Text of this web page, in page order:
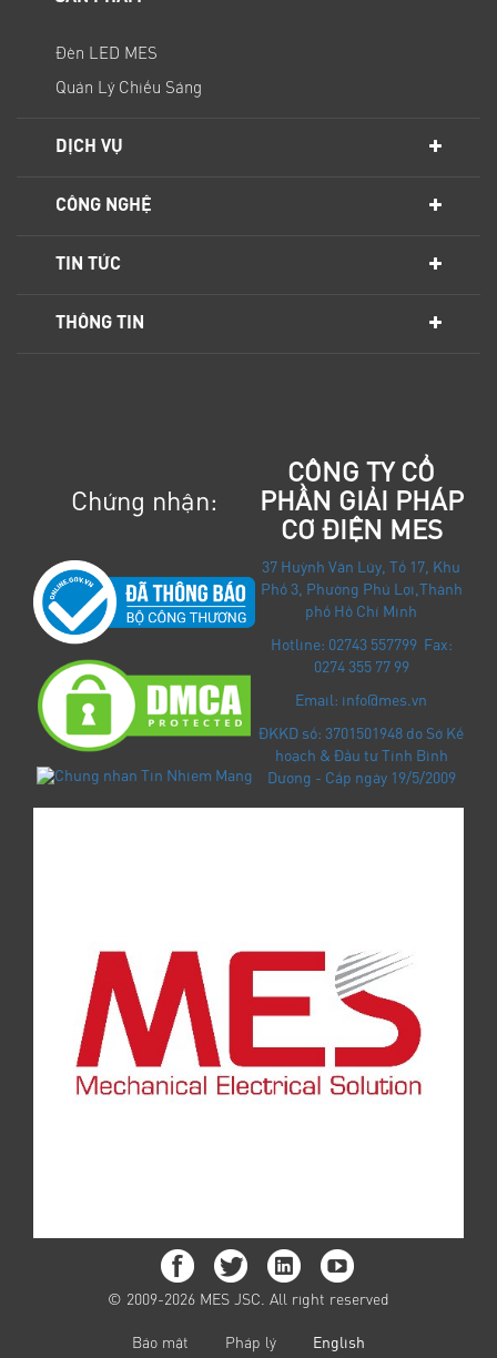
Đèn LED MES
Quản Lý Chiếu Sáng
DỊCH VỤ
CÔNG NGHỆ
TIN TỨC
THÔNG TIN
Chứng nhận:
CÔNG TY CỔ
PHẦN GIẢI PHÁP
CƠ ĐIỆN MES
37 Huỳnh Văn Lũy, Tổ 17, Khu
Phố 3, Phường Phú Lợi, Thành
phố Hồ Chí Minh
Hotline: 02743 557799 Fax:
0274 355 77 99
Email: info@mes.vn
ĐKKD số: 3701501948 do Sở Kế
hoạch & Đầu tư Tỉnh Bình
Dương - Cấp ngày 19/5/2009
© 2009-2026 MES JSC. All right reserved
Bảo mật Pháp lý English